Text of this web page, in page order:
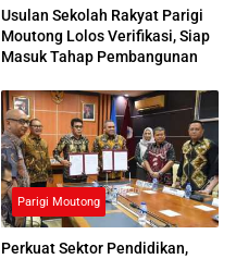
Usulan Sekolah Rakyat Parigi
Moutong Lolos Verifikasi, Siap
Masuk Tahap Pembangunan
Parigi Moutong
Perkuat Sektor Pendidikan,